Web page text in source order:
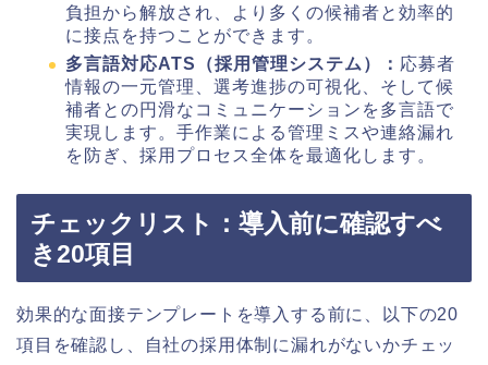
負担から解放され、より多くの候補者と効率的
に接点を持つことができます。
多言語対応ATS（採用管理システム）： 応募者
情報の一元管理、選考進捗の可視化、そして候
補者との円滑なコミュニケーションを多言語で
実現します。手作業による管理ミスや連絡漏れ
を防ぎ、採用プロセス全体を最適化します。
チェックリスト：導入前に確認すべ
き20項目
効果的な面接テンプレートを導入する前に、以下の20
項目を確認し、自社の採用体制に漏れがないかチェッ